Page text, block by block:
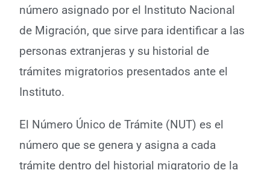
número asignado por el Instituto Nacional
de Migración, que sirve para identificar a las
personas extranjeras y su historial de
trámites migratorios presentados ante el
Instituto.
El Número Único de Trámite (NUT) es el
número que se genera y asigna a cada
trámite dentro del historial migratorio de la